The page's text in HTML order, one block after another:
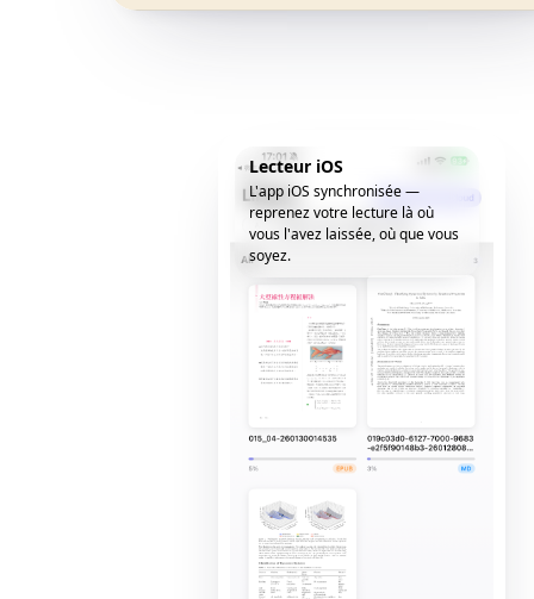
Lecteur iOS
L'app iOS synchronisée —
reprenez votre lecture là où
vous l'avez laissée, où que vous
soyez.